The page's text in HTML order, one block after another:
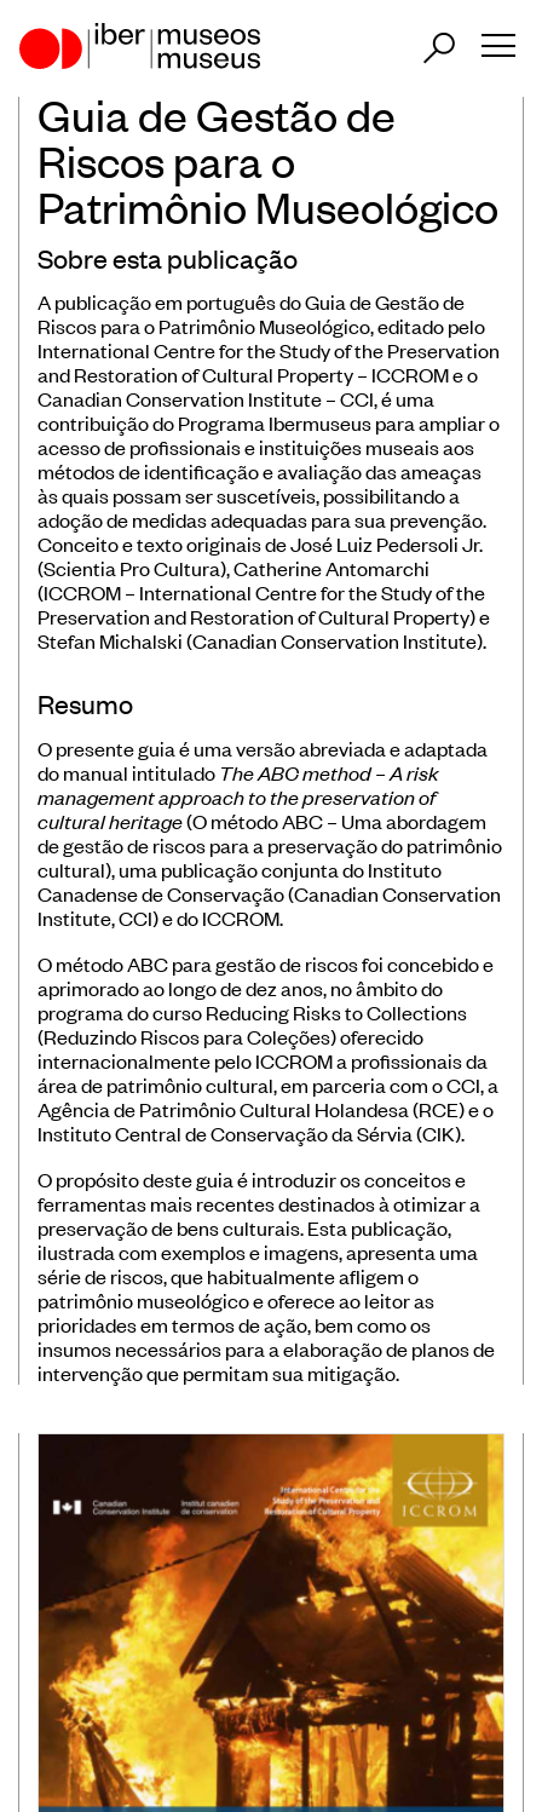
Nosso papel no setor
Nossa atuação
Países Participantes
Encontros Ibero-Americanos de
Museus
Observatório Ibero-Americano de
Museus
Educação
Patrimônio
Formação e Capacitação
Sustentabilidade
Registro/Registo de Museus Ibero-
Americanos
Sistema de coleta de dados de
público de museus
Panorama dos museus na Ibero-
América
Banco de Boas Práticas
Convocatórias
Publicações Ibermuseus
Centro de Documentação
Notícias
Plataforma de Diagnósticos
Entre em contato
Assine nossa newsletter
Guia de Gestão de
Riscos para o
Patrimônio Museológico
Sobre esta publicação
A publicação em português do Guia de Gestão de
Riscos para o Patrimônio Museológico, editado pelo
International Centre for the Study of the Preservation
and Restoration of Cultural Property – ICCROM e o
Canadian Conservation Institute – CCI, é uma
contribuição do Programa Ibermuseus para ampliar o
acesso de profissionais e instituições museais aos
métodos de identificação e avaliação das ameaças
às quais possam ser suscetíveis, possibilitando a
adoção de medidas adequadas para sua prevenção.
Conceito e texto originais de José Luiz Pedersoli Jr.
(Scientia Pro Cultura), Catherine Antomarchi
(ICCROM – International Centre for the Study of the
Preservation and Restoration of Cultural Property) e
Stefan Michalski (Canadian Conservation Institute).
Resumo
O presente guia é uma versão abreviada e adaptada
do manual intitulado The ABC method – A risk
management approach to the preservation of
cultural heritage(O método ABC – Uma abordagem
de gestão de riscos para a preservação do patrimônio
cultural), uma publicação conjunta do Instituto
Canadense de Conservação (Canadian Conservation
Institute, CCI) e do ICCROM.
O método ABC para gestão de riscos foi concebido e
aprimorado ao longo de dez anos, no âmbito do
programa do curso Reducing Risks to Collections
(Reduzindo Riscos para Coleções) oferecido
internacionalmente pelo ICCROM a profissionais da
área de patrimônio cultural, em parceria com o CCI, a
Agência de Patrimônio Cultural Holandesa (RCE) e o
Instituto Central de Conservação da Sérvia (CIK).
O propósito deste guia é introduzir os conceitos e
ferramentas mais recentes destinados à otimizar a
preservação de bens culturais. Esta publicação,
ilustrada com exemplos e imagens, apresenta uma
série de riscos, que habitualmente afligem o
patrimônio museológico e oferece ao leitor as
prioridades em termos de ação, bem como os
insumos necessários para a elaboração de planos de
intervenção que permitam sua mitigação.